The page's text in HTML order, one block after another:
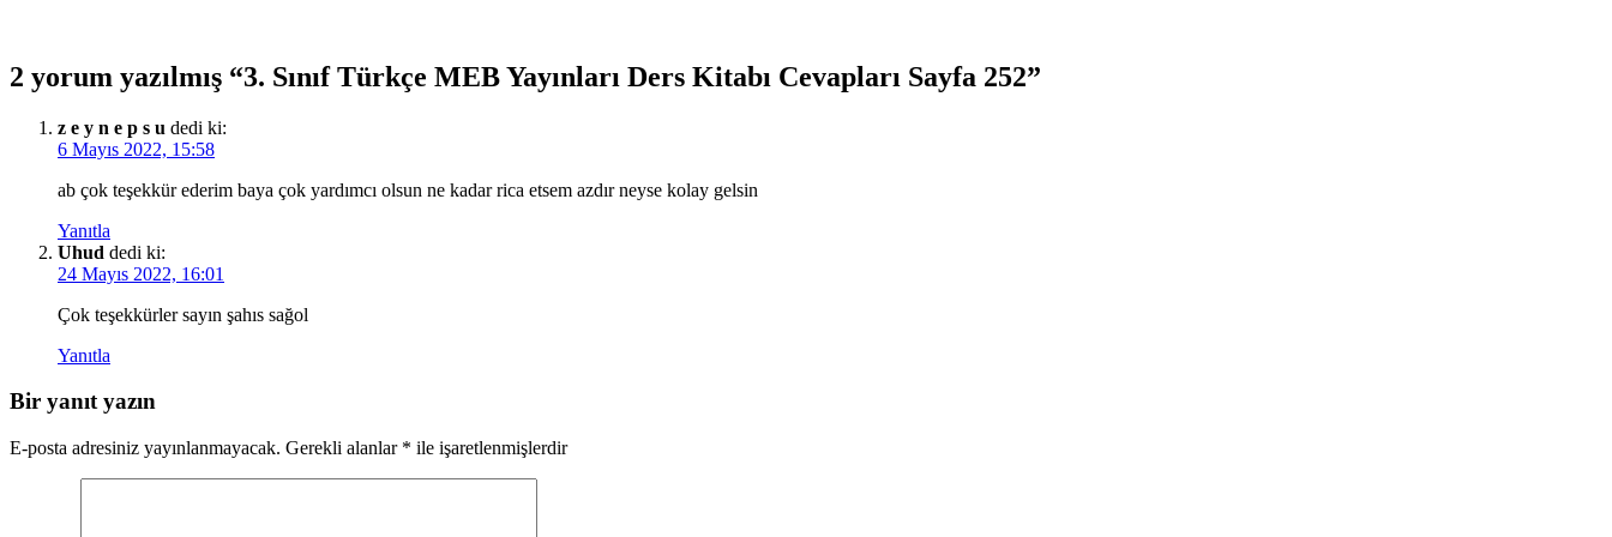
2 yorum yazılmış “3. Sınıf Türkçe MEB Yayınları Ders Kitabı Cevapları Sayfa 252”
z e y n e p s u dedi ki:
6 Mayıs 2022, 15:58
ab çok teşekkür ederim baya çok yardımcı olsun ne kadar rica etsem azdır neyse kolay gelsin
Yanıtla
Uhud dedi ki:
24 Mayıs 2022, 16:01
Çok teşekkürler sayın şahıs sağol
Yanıtla
Bir yanıt yazın
E-posta adresiniz yayınlanmayacak. Gerekli alanlar * ile işaretlenmişlerdir